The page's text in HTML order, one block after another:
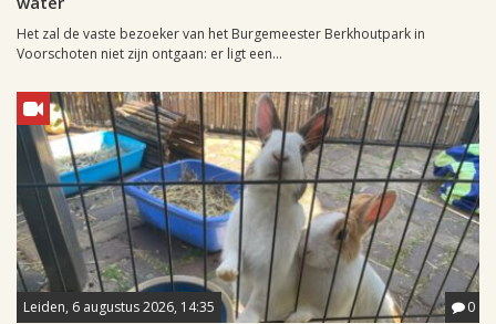
Het zal de vaste bezoeker van het Burgemeester Berkhoutpark in
Voorschoten niet zijn ontgaan: er ligt een...
Leiden, 6 augustus 2026, 14:35 0